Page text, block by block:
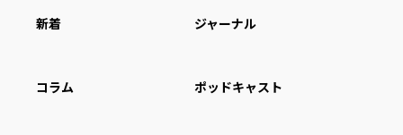
新着 ジャーナル
コラム ポッドキャスト